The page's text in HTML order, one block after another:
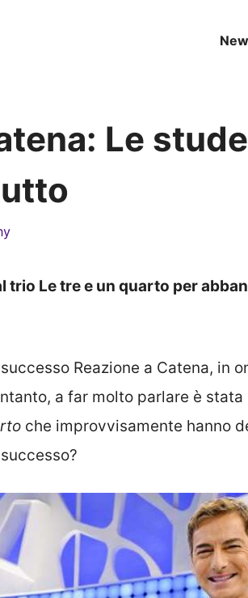
Le
trio Le tre e un quarto per
Reazione a Catena, in
a far molto parlare è
che improvvisamente hanno